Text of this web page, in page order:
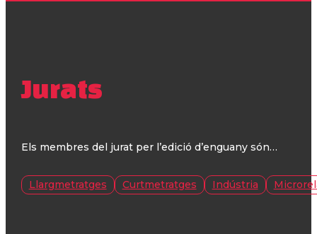
Jurats
Els membres del jurat per l’edició d’enguany són…
Llargmetratges Curtmetratges Indústria